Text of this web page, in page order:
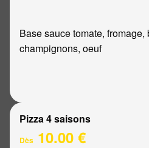
Base sauce tomate, fromage,
champignons, oeuf
Pizza 4 saisons
Dès 10.00 €